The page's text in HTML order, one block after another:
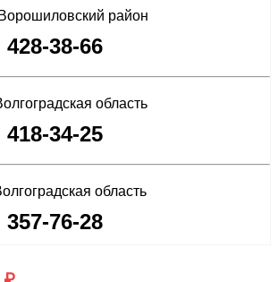
район
428-38-66
область
418-34-25
область
357-76-28